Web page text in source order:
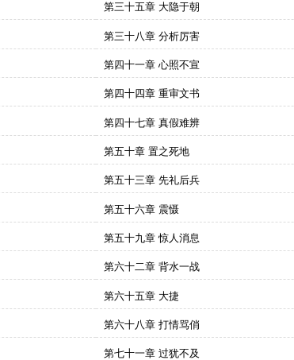
第三十五章 大隐于朝
第三十八章 分析厉害
第四十一章 心照不宣
第四十四章 重审文书
第四十七章 真假难辨
第五十章 置之死地
第五十三章 先礼后兵
第五十六章 震慑
第五十九章 惊人消息
第六十二章 背水一战
第六十五章 大捷
第六十八章 打情骂俏
第七十一章 过犹不及